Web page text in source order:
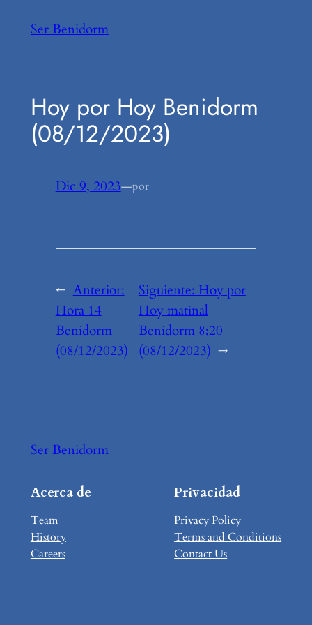
Ser Benidorm
Hoy por Hoy Benidorm
(08/12/2023)
Dic 9, 2023—por
← Anterior:
Hora 14
Benidorm
(08/12/2023)
Siguiente: Hoy por
Hoy matinal
Benidorm 8:20
(08/12/2023) →
Ser Benidorm
Acerca de
Team
History
Careers
Privacidad
Privacy Policy
Terms and Conditions
Contact Us